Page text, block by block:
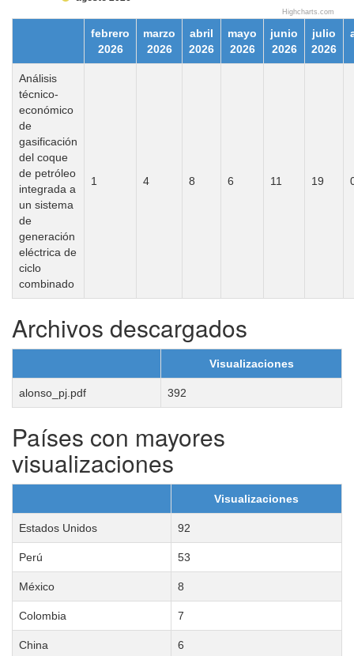
Highcharts.com
febrero
2026
marzo
2026
abril
2026
mayo
2026
junio
2026
julio
2026
Análisis
técnico-
económico
de
gasificación
del coque
de petróleo
integrada a
un sistema
de
generación
eléctrica de
ciclo
combinado
1 4 8 6 11 19
Archivos descargados
Visualizaciones
alonso_pj.pdf 392
Países con mayores
visualizaciones
Visualizaciones
Estados Unidos 92
Perú 53
México 8
Colombia 7
China 6